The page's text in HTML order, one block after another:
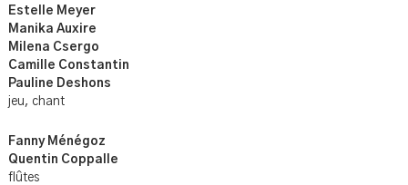
Estelle Meyer
Manika Auxire
Milena Csergo
Camille Constantin
Pauline Deshons
jeu, chant
Fanny Ménégoz
Quentin Coppalle
flûtes